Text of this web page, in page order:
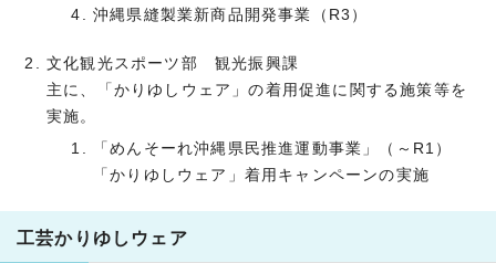
沖縄県縫製業新商品開発事業（R3）
文化観光スポーツ部 観光振興課
主に、「かりゆしウェア」の着用促進に関する施策等を
実施。
「めんそーれ沖縄県民推進運動事業」（～R1）
「かりゆしウェア」着用キャンペーンの実施
工芸かりゆしウェア